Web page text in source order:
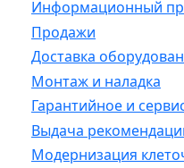
Информационный
Продажи
Доставка
Монтаж и наладка
Гарантийное и
Выдача
Модернизация